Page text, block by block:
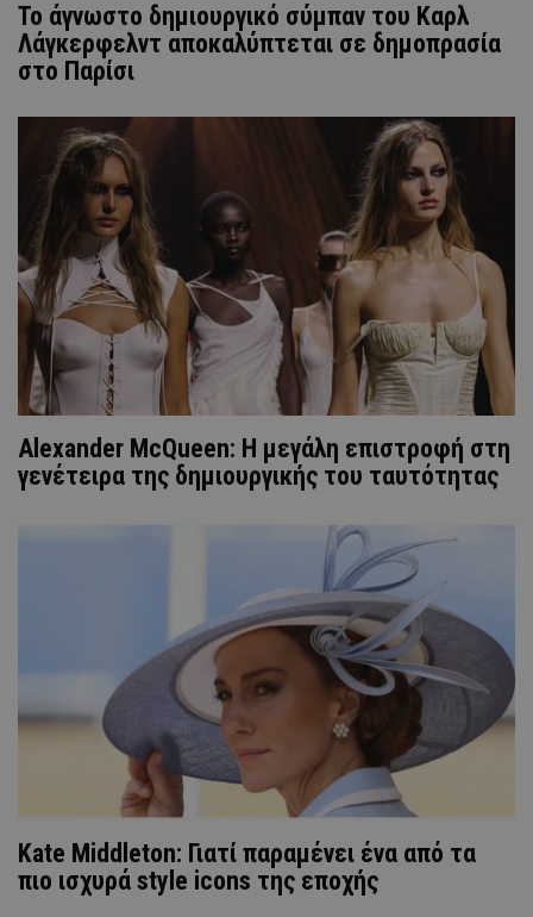
Το άγνωστο δημιουργικό σύμπαν του Καρλ
Λάγκερφελντ αποκαλύπτεται σε δημοπρασία
στο Παρίσι
Alexander McQueen: Η μεγάλη επιστροφή στη
γενέτειρα της δημιουργικής του ταυτότητας
Kate Middleton: Γιατί παραμένει ένα από τα
πιο ισχυρά style icons της εποχής